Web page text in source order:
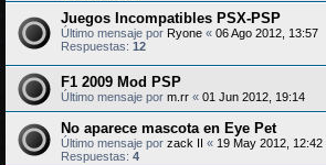
Juegos Incompatibles PSX-PSP
Último mensaje por Ryone « 06 Ago 2012, 13:57
Respuestas: 12
F1 2009 Mod PSP
Último mensaje por m.rr « 01 Jun 2012, 19:14
No aparece mascota en Eye Pet
Último mensaje por zack II « 19 May 2012, 12:42
Respuestas: 4